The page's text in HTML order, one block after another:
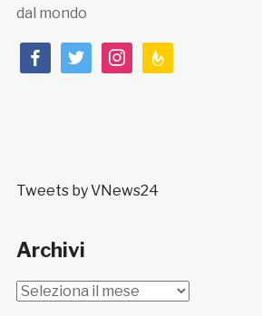
dal mondo
facebooktwitterinstagramfeedburner
Tweets by VNews24
Archivi
Archivi